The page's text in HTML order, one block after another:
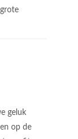
geluk
op de